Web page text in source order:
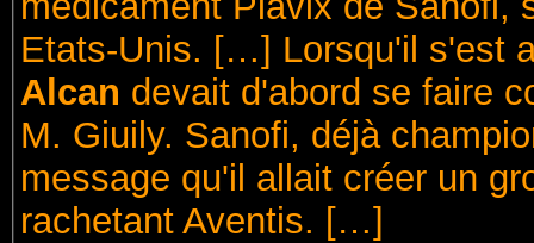
Etats-Unis. […] Lorsqu'il s'est
Alcan devait d'abord se faire
M. Giuily. Sanofi, déjà
message qu'il allait créer un
rachetant Aventis. […]